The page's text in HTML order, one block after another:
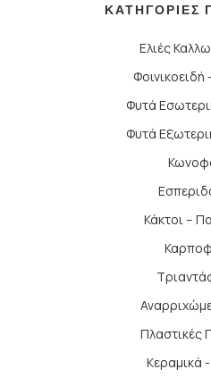
ΚΑΤΗΓΟΡΙΕΣ
Ελιές
Φυτά
Φυτά
Κάκτοι –
Πλαστικές
Κεραμικά